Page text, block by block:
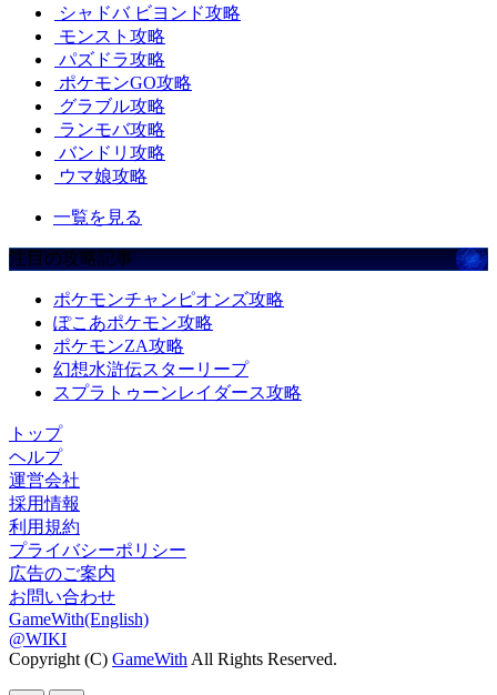
シャドバ ビヨンド攻略
モンスト攻略
パズドラ攻略
ポケモンGO攻略
グラブル攻略
ランモバ攻略
バンドリ攻略
ウマ娘攻略
一覧を見る
注目の攻略記事
ポケモンチャンピオンズ攻略
ぽこあポケモン攻略
ポケモンZA攻略
幻想水滸伝スターリープ
スプラトゥーンレイダース攻略
トップ
ヘルプ
運営会社
採用情報
利用規約
プライバシーポリシー
広告のご案内
お問い合わせ
GameWith(English)
@WIKI
Copyright (C) GameWith All Rights Reserved.